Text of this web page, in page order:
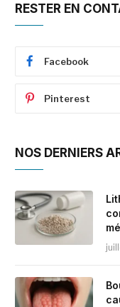
RESTER EN
Facebook
Pinterest
NOS DERNIERS